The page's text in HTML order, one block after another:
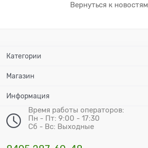
Вернуться к новостям
Категории
Магазин
Информация
Время работы операторов:
Пн - Пт: 9:00 - 17:30
Сб - Вс: Выходные